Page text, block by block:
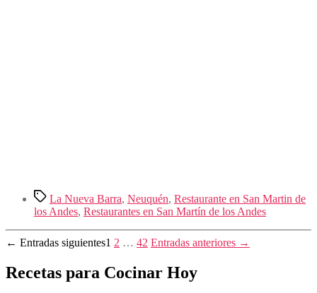
Etiquetas
La Nueva Barra, Neuquén, Restaurante en San Martin de
los Andes, Restaurantes en San Martín de los Andes
Paginación
de
entradas
← Entradas siguientes1 2 … 42 Entradas anteriores →
Recetas para Cocinar Hoy